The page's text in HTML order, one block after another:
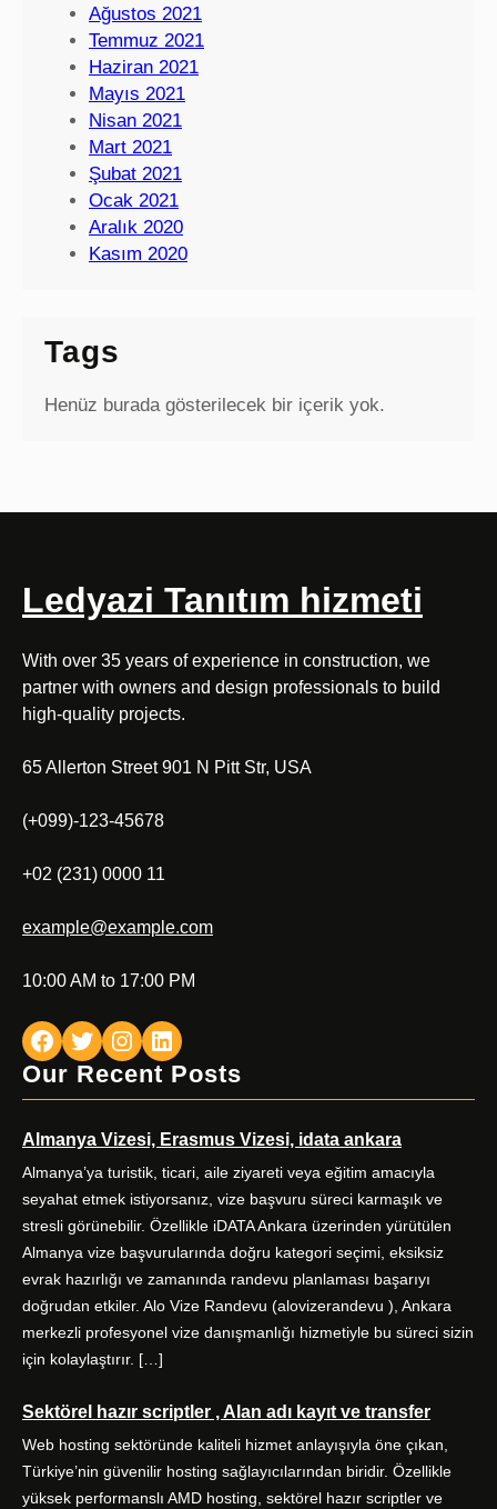
Ağustos 2021
Temmuz 2021
Haziran 2021
Mayıs 2021
Nisan 2021
Mart 2021
Şubat 2021
Ocak 2021
Aralık 2020
Kasım 2020
Tags
Henüz burada gösterilecek bir içerik yok.
Ledyazi Tanıtım hizmeti
With over 35 years of experience in construction, we
partner with owners and design professionals to build
high-quality projects.
65 Allerton Street 901 N Pitt Str, USA
(+099)-123-45678
+02 (231) 0000 11
example@example.com
10:00 AM to 17:00 PM
Facebook Twitter Instagram LinkedIn
Our Recent Posts
Almanya Vizesi, Erasmus Vizesi, idata ankara
Almanya’ya turistik, ticari, aile ziyareti veya eğitim amacıyla
seyahat etmek istiyorsanız, vize başvuru süreci karmaşık ve
stresli görünebilir. Özellikle iDATA Ankara üzerinden yürütülen
Almanya vize başvurularında doğru kategori seçimi, eksiksiz
evrak hazırlığı ve zamanında randevu planlaması başarıyı
doğrudan etkiler. Alo Vize Randevu (alovizerandevu ), Ankara
merkezli profesyonel vize danışmanlığı hizmetiyle bu süreci sizin
için kolaylaştırır. […]
Sektörel hazır scriptler , Alan adı kayıt ve transfer
Web hosting sektöründe kaliteli hizmet anlayışıyla öne çıkan,
Türkiye’nin güvenilir hosting sağlayıcılarından biridir. Özellikle
yüksek performanslı AMD hosting, sektörel hazır scriptler ve